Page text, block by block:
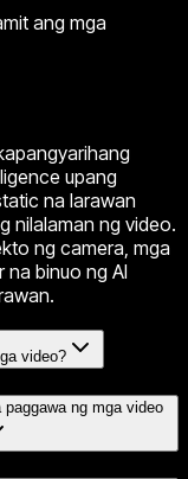
ang mga
upang
na larawan
nilalaman ng video.
ng camera, mga
binuo ng AI
video?
ng mga video